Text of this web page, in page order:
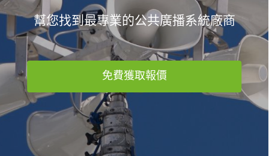
幫您找到最專業的公共廣播系統廠商
免費獲取報價